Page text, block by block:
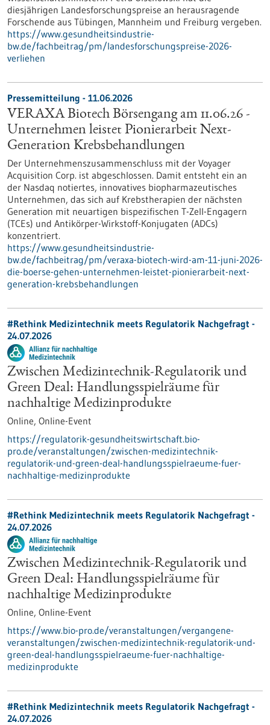
diesjährigen Landesforschungspreise an herausragende
Forschende aus Tübingen, Mannheim und Freiburg vergeben.
https://www.gesundheitsindustrie-
bw.de/fachbeitrag/pm/landesforschungspreise-2026-
verliehen
Pressemitteilung - 11.06.2026
VERAXA Biotech Börsengang am 11.06.26 -
Unternehmen leistet Pionierarbeit Next-
Generation Krebsbehandlungen
Der Unternehmenszusammenschluss mit der Voyager
Acquisition Corp. ist abgeschlossen. Damit entsteht ein an
der Nasdaq notiertes, innovatives biopharmazeutisches
Unternehmen, das sich auf Krebstherapien der nächsten
Generation mit neuartigen bispezifischen T-Zell-Engagern
(TCEs) und Antikörper-Wirkstoff-Konjugaten (ADCs)
konzentriert.
https://www.gesundheitsindustrie-
bw.de/fachbeitrag/pm/veraxa-biotech-wird-am-11-juni-2026-
die-boerse-gehen-unternehmen-leistet-pionierarbeit-next-
generation-krebsbehandlungen
#Rethink Medizintechnik meets Regulatorik Nachgefragt -
24.07.2026
Zwischen Medizintechnik-Regulatorik und
Green Deal: Handlungsspielräume für
nachhaltige Medizinprodukte
Online, Online-Event
https://regulatorik-gesundheitswirtschaft.bio-
pro.de/veranstaltungen/zwischen-medizintechnik-
regulatorik-und-green-deal-handlungsspielraeume-fuer-
nachhaltige-medizinprodukte
#Rethink Medizintechnik meets Regulatorik Nachgefragt -
24.07.2026
Zwischen Medizintechnik-Regulatorik und
Green Deal: Handlungsspielräume für
nachhaltige Medizinprodukte
Online, Online-Event
https://www.bio-pro.de/veranstaltungen/vergangene-
veranstaltungen/zwischen-medizintechnik-regulatorik-und-
green-deal-handlungsspielraeume-fuer-nachhaltige-
medizinprodukte
#Rethink Medizintechnik meets Regulatorik Nachgefragt -
24.07.2026